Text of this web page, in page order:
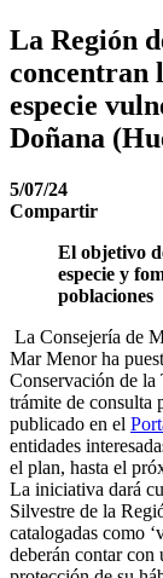
La Región
concentran
especie
Doñana
5/07/24
Compartir
El objetivo
especie y
poblaciones
La Consejería de
Mar Menor ha
Conservación de la
trámite de consulta
publicado en el
entidades
el plan, hasta el
La iniciativa dará
Silvestre de la
catalogadas como
deberán contar con